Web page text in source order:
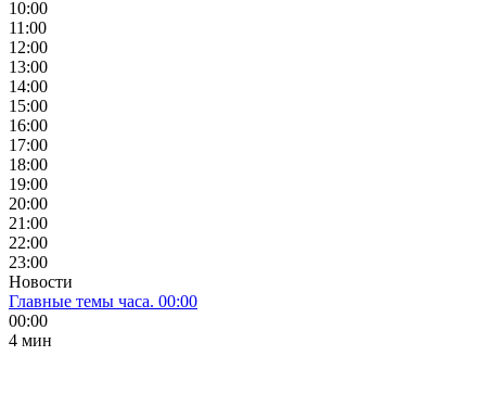
10:00
11:00
12:00
13:00
14:00
15:00
16:00
17:00
18:00
19:00
20:00
21:00
22:00
23:00
Новости
Главные темы часа. 00:00
00:00
4 мин